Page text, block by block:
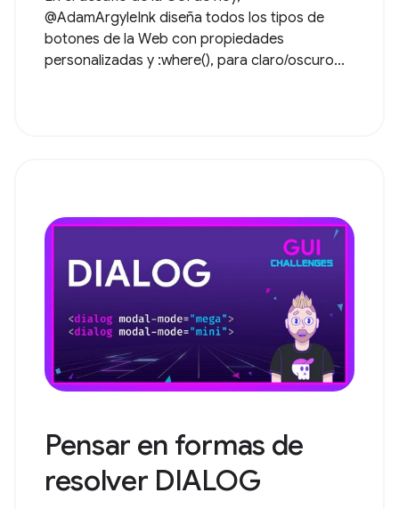
@AdamArgyleInk diseña todos los tipos de
botones de la Web con propiedades
personalizadas y :where(), para claro/oscuro...
Pensar en formas de
resolver DIALOG